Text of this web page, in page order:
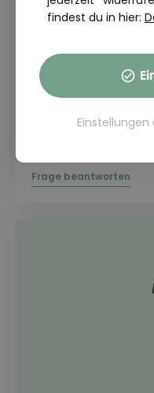
THEORIE FRAGE: 2.2.23-
Motorrad-
findest du in hier:
Einstellungen